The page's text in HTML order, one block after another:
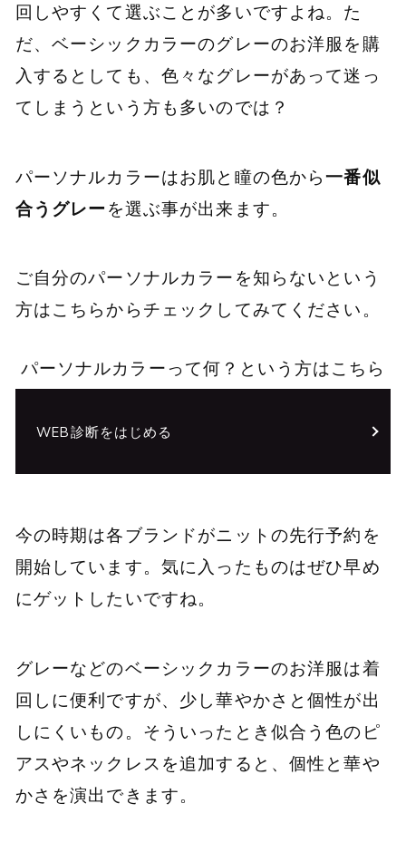
回しやすくて選ぶことが多いですよね。た
だ、ベーシックカラーのグレーのお洋服を購
入するとしても、色々なグレーがあって迷っ
てしまうという方も多いのでは？
パーソナルカラーはお肌と瞳の色から一番似
合うグレー を選ぶ事が出来ます。
ご自分のパーソナルカラーを知らないという
方はこちらからチェックしてみてください。
パーソナルカラーって何？という方はこちら
WEB診断をはじめる
今の時期は各ブランドがニットの先行予約を
開始しています。気に入ったものはぜひ早め
にゲットしたいですね。
グレーなどのベーシックカラーのお洋服は着
回しに便利ですが、少し華やかさと個性が出
しにくいもの。そういったとき似合う色のピ
アスやネックレスを追加すると、個性と華や
かさを演出できます。